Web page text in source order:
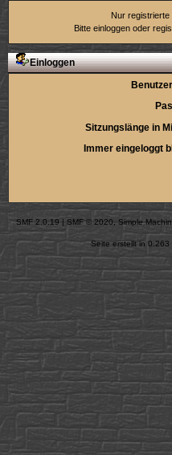
Nur registrierte
Bitte einloggen oder
Einloggen
Sitzungslänge in
Immer eingeloggt
SMF 2.0.19 | SMF © 2020 ,Simple
Seite erstellt in 0.263